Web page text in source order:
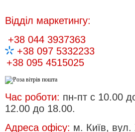
Відділ маркетингу:
+38 044 3937363
+38 097 5332233
+38 095 4515025
Час роботи: пн-пт с 10.00
12.00 до 18.00.
Адреса офісу: м. Київ,